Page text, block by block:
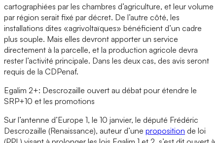
cartographiées par les chambres d’agriculture, et leur volume
par région serait fixé par décret. De l’autre côté, les
installations dites «agrivoltaïques» bénéficient d’un cadre
plus souple. Mais elles devront apporter un service
directement à la parcelle, et la production agricole devra
rester l’activité principale. Dans les deux cas, des avis seront
requis de la CDPenaf.
Egalim 2+: Descrozaille ouvert au débat pour étendre le
SRP+10 et les promotions
Sur l’antenne d’Europe 1, le 10 janvier, le député Frédéric
Descrozaille (Renaissance), auteur d’une proposition de loi